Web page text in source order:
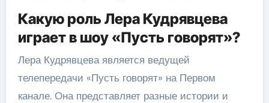
Какую роль Лера Кудрявцева
играет в шоу «Пусть говорят»?
Лера Кудрявцева является ведущей
телепередачи «Пусть говорят» на Первом
канале. Она представляет разные истории и